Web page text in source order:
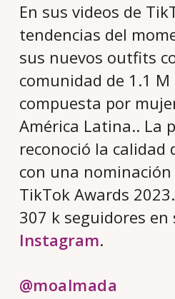
En sus videos de
tendencias del
sus nuevos outfits
comunidad de 1.1
compuesta por
América Latina.. La
reconoció la calidad
con una
TikTok Awards
307 k seguidores en
Instagram.
@moalmada